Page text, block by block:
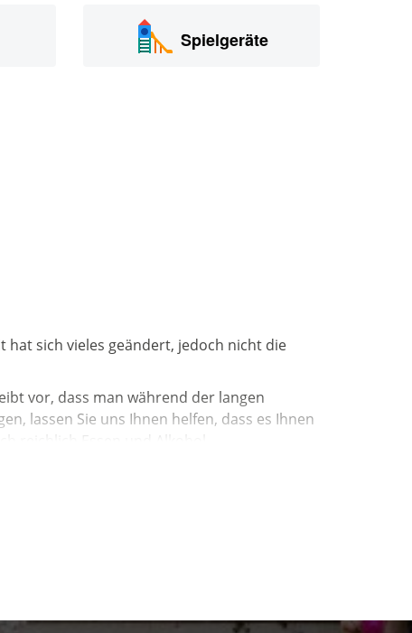
Spielgeräte
hat sich vieles geändert, jedoch nicht die
vor, dass man während der langen
lassen Sie uns Ihnen helfen, dass es Ihnen
reichlich Essen und Alkohol.